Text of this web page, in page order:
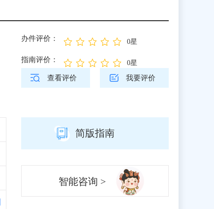
办件评价： 0星
指南评价： 0星
查看评价 我要评价
简版指南
智能咨询 >